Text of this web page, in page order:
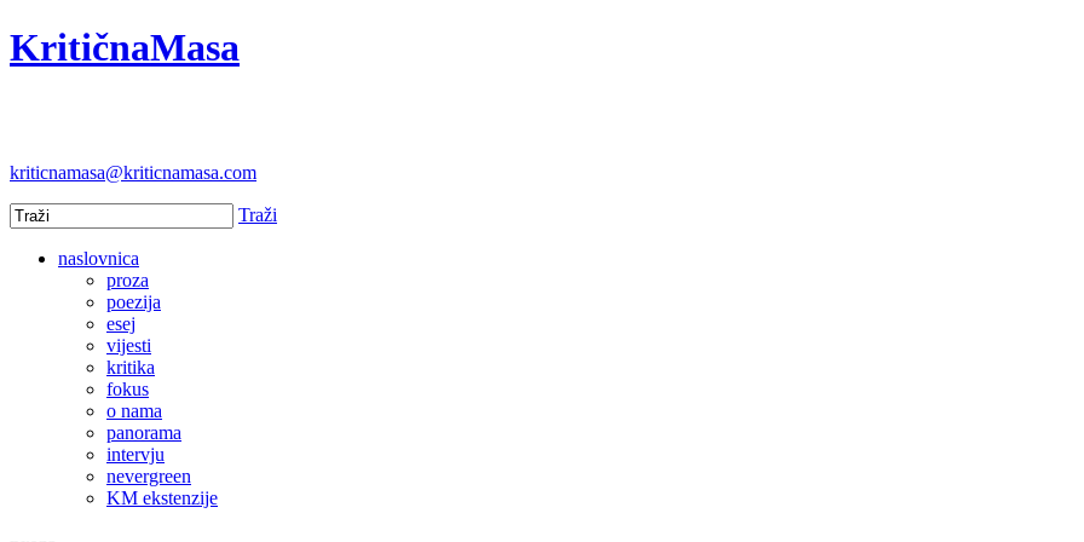
KritičnaMasa
kriticnamasa@kriticnamasa.com
Traži
naslovnica
proza
poezija
esej
vijesti
kritika
fokus
o nama
panorama
intervju
nevergreen
KM ekstenzije